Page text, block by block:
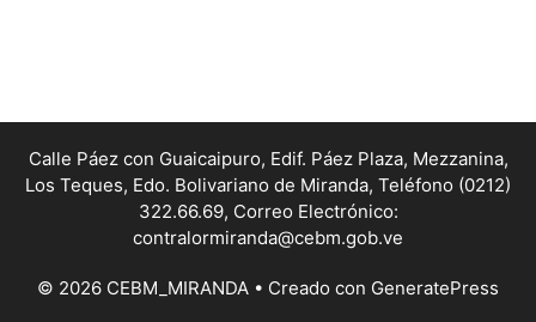
Calle Páez con Guaicaipuro, Edif. Páez Plaza, Mezzanina,
Los Teques, Edo. Bolivariano de Miranda, Teléfono (0212)
322.66.69, Correo Electrónico:
contralormiranda@cebm.gob.ve
© 2026 CEBM_MIRANDA • Creado con GeneratePress